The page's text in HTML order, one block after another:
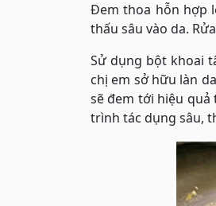
Đem thoa hỗn hợp
thấu sâu vào da.
Sử dụng bột khoai
chị em sở hữu làn
sẽ đem tới hiệu quả
trình tác dụng sâu,